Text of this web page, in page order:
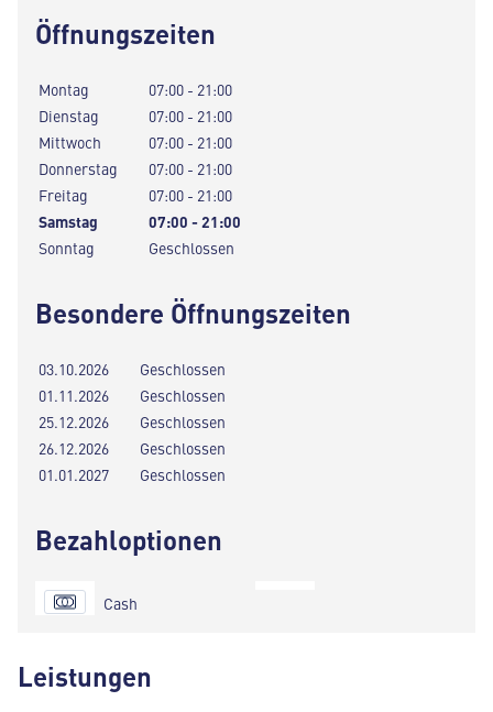
Öffnungszeiten
Montag
07:00 - 21:00
Dienstag
07:00 - 21:00
Mittwoch
07:00 - 21:00
Donnerstag
07:00 - 21:00
Freitag
07:00 - 21:00
Samstag
07:00 - 21:00
Sonntag
Geschlossen
Besondere Öffnungszeiten
03.10.2026
Geschlossen
01.11.2026
Geschlossen
25.12.2026
Geschlossen
26.12.2026
Geschlossen
01.01.2027
Geschlossen
Bezahloptionen
Cash
Leistungen